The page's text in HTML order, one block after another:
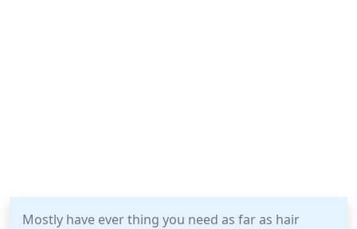
Mostly have ever thing you need as far as hair